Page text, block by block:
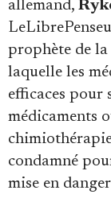
allemand,
prophète de
laquelle les
efficaces pour
médicaments
condamné
mise en